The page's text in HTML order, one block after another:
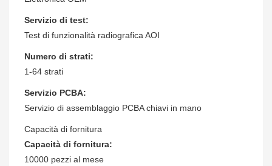
Servizio di test:
Test di funzionalità radiografica AOI
Numero di strati:
1-64 strati
Servizio PCBA:
Servizio di assemblaggio PCBA chiavi in ​​mano
Capacità di fornitura
Capacità di fornitura:
10000 pezzi al mese